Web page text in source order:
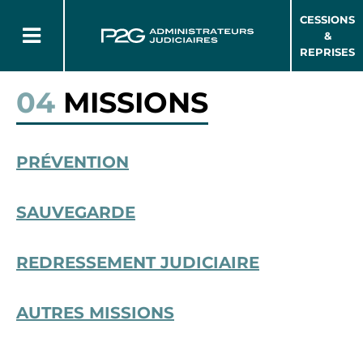
CESSIONS
&
REPRISES
04 MISSIONS
PRÉVENTION
SAUVEGARDE
REDRESSEMENT JUDICIAIRE
AUTRES MISSIONS